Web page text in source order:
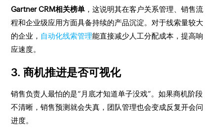
Gartner CRM相关榜单 ，这说明其在客户关系管理、销售流
程和企业级应用方面具备持续的产品沉淀。对于线索量较大
的企业， 自动化线索管理能直接减少人工分配成本，提高响
应速度。
3. 商机推进是否可视化
销售负责人最怕的是“月底才知道单子没戏”。如果商机阶段
不清晰，销售预测就会失真，团队管理也会变成反复开会问
进度。